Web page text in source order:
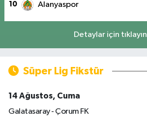
10 Alanyaspor
Detaylar için tıklayın
Süper Lig Fikstür
14 Ağustos, Cuma
Galatasaray - Çorum FK